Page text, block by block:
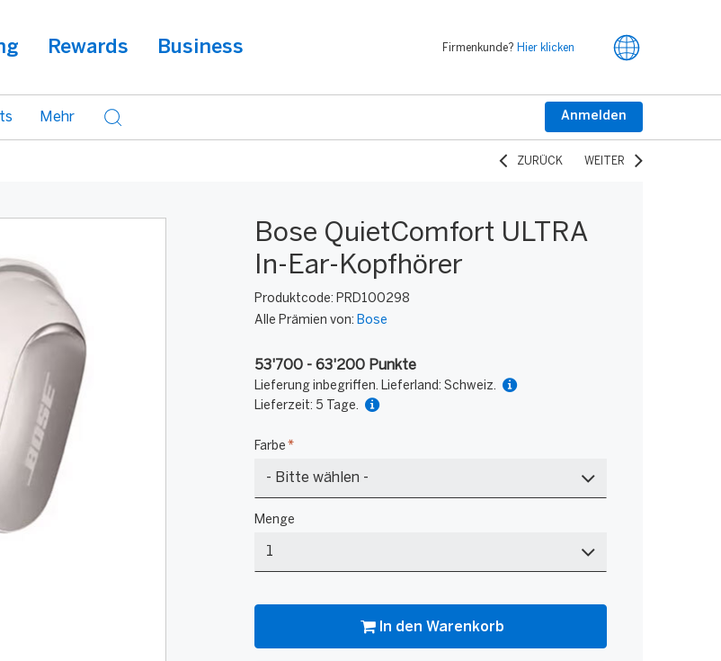
Rewards Business Firmenkunde? Hier klicken
Anmelden
Mehr
ZURÜCK WEITER
Bose QuietComfort ULTRA
In-Ear-Kopfhörer
Produktcode: PRD100298
Alle Prämien von: Bose
53'700 - 63'200 Punkte
Lieferung inbegriffen. Lieferland: Schweiz.
Lieferzeit: 5 Tage.
Farbe*
Menge
In den Warenkorb